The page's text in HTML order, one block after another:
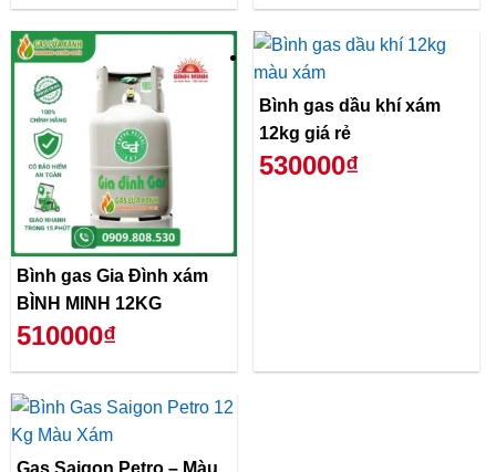
Bình gas Gia Đình xám
BÌNH MINH 12KG
510000₫
Bình gas dầu khí xám
12kg giá rẻ
530000₫
Gas Saigon Petro – Màu